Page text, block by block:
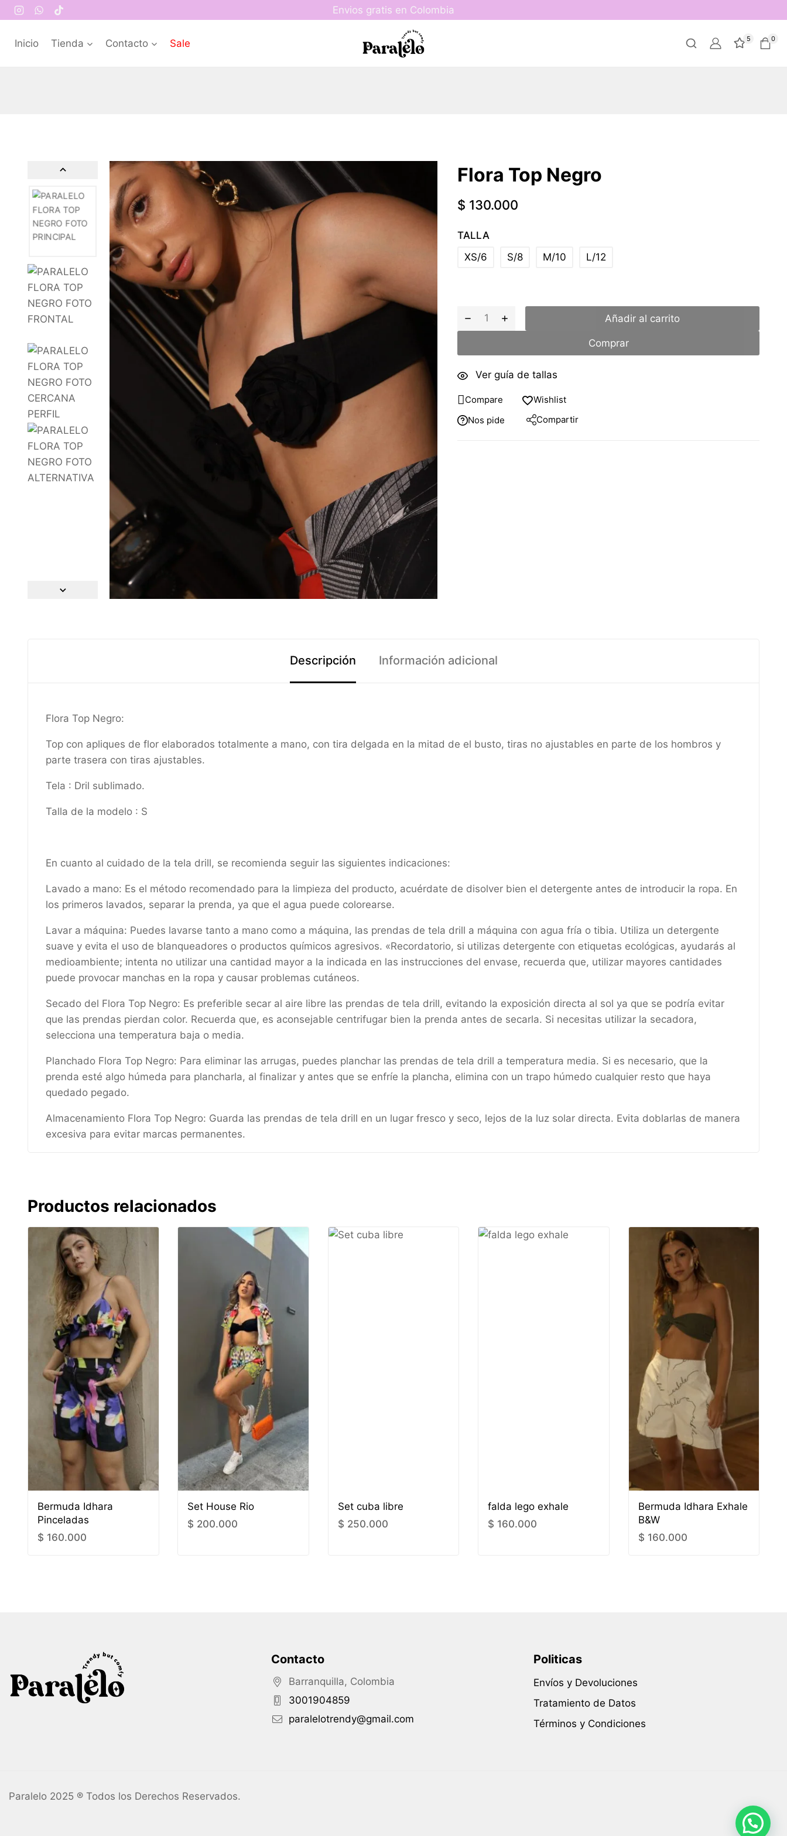
Envios gratis en Colombia
Inicio Tienda Contacto Sale 5 0
Flora Top Negro
$ 130.000
TALLA
XS/6
S/8 M/10 L/12
Añadir al carrito
Comprar
Ver guía de tallas
Compare
Wishlist
Nos pide
Compartir
Descripción Información adicional
Flora Top Negro:
Top con apliques de flor elaborados totalmente a mano, con tira delgada en la mitad de el busto, tiras no ajustables en parte de los hombros y
parte trasera con tiras ajustables.
Tela : Dril sublimado.
Talla de la modelo : S
En cuanto al cuidado de la tela drill, se recomienda seguir las siguientes indicaciones:
Lavado a mano: Es el método recomendado para la limpieza del producto, acuérdate de disolver bien el detergente antes de introducir la ropa. En
los primeros lavados, separar la prenda, ya que el agua puede colorearse.
Lavar a máquina: Puedes lavarse tanto a mano como a máquina, las prendas de tela drill a máquina con agua fría o tibia. Utiliza un detergente
suave y evita el uso de blanqueadores o productos químicos agresivos. «Recordatorio, si utilizas detergente con etiquetas ecológicas, ayudarás al
medioambiente; intenta no utilizar una cantidad mayor a la indicada en las instrucciones del envase, recuerda que, utilizar mayores cantidades
puede provocar manchas en la ropa y causar problemas cutáneos.
Secado del Flora Top Negro: Es preferible secar al aire libre las prendas de tela drill, evitando la exposición directa al sol ya que se podría evitar
que las prendas pierdan color. Recuerda que, es aconsejable centrifugar bien la prenda antes de secarla. Si necesitas utilizar la secadora,
selecciona una temperatura baja o media.
Planchado Flora Top Negro: Para eliminar las arrugas, puedes planchar las prendas de tela drill a temperatura media. Si es necesario, que la
prenda esté algo húmeda para plancharla, al finalizar y antes que se enfríe la plancha, elimina con un trapo húmedo cualquier resto que haya
quedado pegado.
Almacenamiento Flora Top Negro: Guarda las prendas de tela drill en un lugar fresco y seco, lejos de la luz solar directa. Evita doblarlas de manera
excesiva para evitar marcas permanentes.
Productos relacionados
Bermuda Idhara
Pinceladas
$ 160.000
Set House Rio
$ 200.000
Set cuba libre
$ 250.000
falda lego exhale
$ 160.000
Bermuda Idhara Exhale
B&W
$ 160.000
Contacto
Barranquilla, Colombia
3001904859
paralelotrendy@gmail.com
Politicas
Envíos y Devoluciones
Tratamiento de Datos
Términos y Condiciones
Paralelo 2025 ® Todos los Derechos Reservados.